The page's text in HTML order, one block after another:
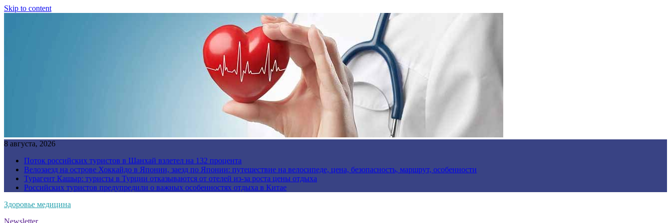
Skip to content
8 августа, 2026
Поток российских туристов в Шанхай взлетел на 132 процента
Велозаезд на острове Хоккайдо в Японии, заезд по Японии: путешествие на велосипеде, цена, безопасность, маршрут, особенности
Турагент Кашыр: туристы в Турции отказываются от отелей из-за роста цены отдыха
Российских туристов предупредили о важных особенностях отдыха в Китае
Здоровье медицина
Newsletter